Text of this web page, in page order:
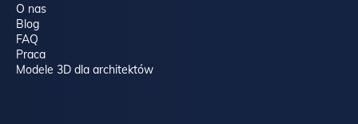
O nas
Blog
FAQ
Praca
Modele 3D dla architektów